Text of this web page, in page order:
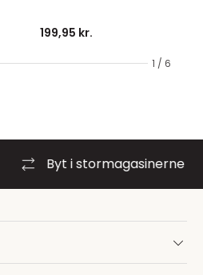
1 / 6
199,95 kr.
i stormagasinerne